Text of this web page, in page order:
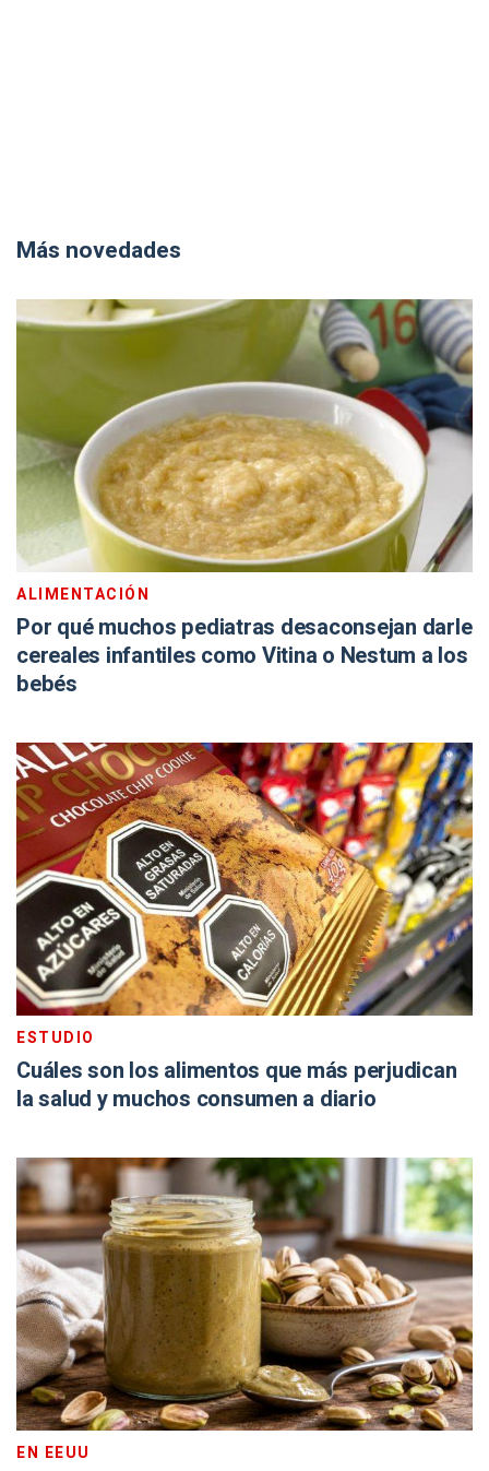
Más novedades
ALIMENTACIÓN
Por qué muchos pediatras desaconsejan darle
cereales infantiles como Vitina o Nestum a los
bebés
ESTUDIO
Cuáles son los alimentos que más perjudican
la salud y muchos consumen a diario
EN EEUU